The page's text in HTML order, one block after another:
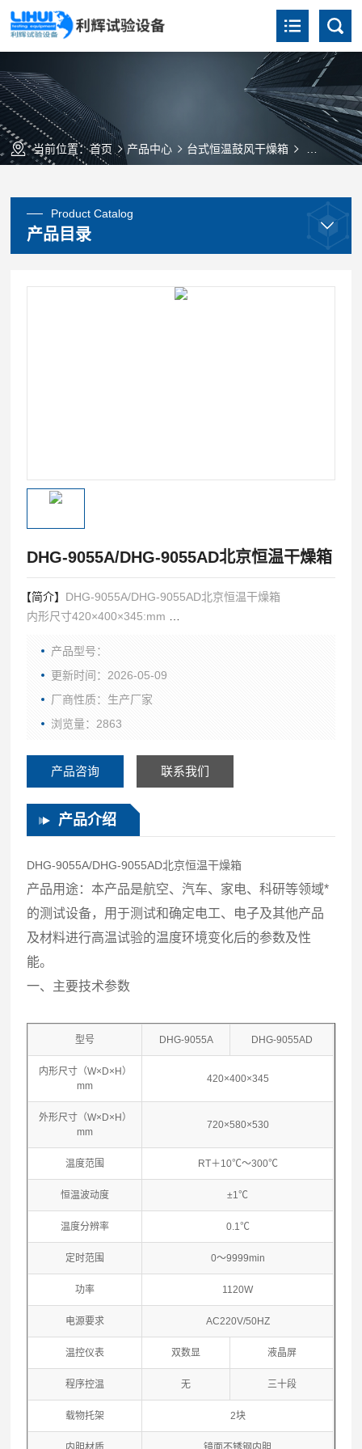
当前位置：首页 产品中心 台式恒温鼓风干燥箱 DHG-
Product Catalog
产品目录
DHG-9055A/DHG-9055AD北京恒温干燥箱
【简介】 DHG-9055A/DHG-9055AD北京恒温干燥箱
内形尺寸420×400×345:mm
温度范围:RT＋10℃～300℃
带"D“为三十段液晶屏控制器
产品型号：
更新时间：2026-05-09
厂商性质：生产厂家
浏览量：2863
产品咨询 联系我们
产品介绍
DHG-9055A/DHG-9055AD北京恒温干燥箱
产品用途：本产品是航空、汽车、家电、科研等领域*
的测试设备，用于测试和确定电工、电子及其他产品
及材料进行高温试验的温度环境变化后的参数及性
能。
一、主要技术参数
型号 DHG-9055A DHG-9055AD
内形尺寸（W×D×H）
mm
420×400×345
外形尺寸（W×D×H）
mm
720×580×530
温度范围 RT＋10℃～300℃
恒温波动度 ±1℃
温度分辨率 0.1℃
定时范围 0～9999min
功率 1120W
电源要求 AC220V/50HZ
温控仪表 双数显 液晶屏
程序控温 无 三十段
载物托架 2块